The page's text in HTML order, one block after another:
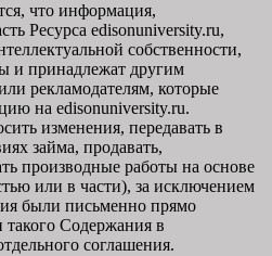
что информация,
Ресурса edisonuniversity.ru,
собственности,
и принадлежат другим
рекламодателям, которые
на edisonuniversity.ru.
изменения, передавать в
займа, продавать,
производные работы на основе
или в части), за исключением
были письменно прямо
Содержания в
соглашения.